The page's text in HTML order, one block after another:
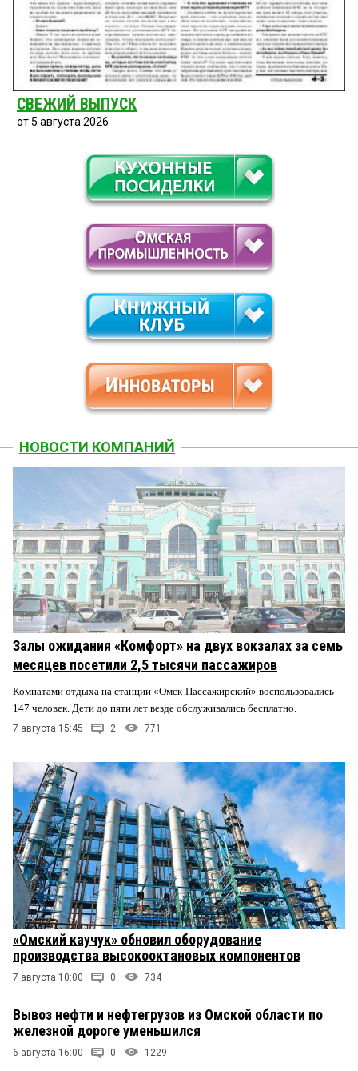
СВЕЖИЙ ВЫПУСК
от 5 августа 2026
НОВОСТИ КОМПАНИЙ
Залы ожидания «Комфорт» на двух вокзалах за семь
месяцев посетили 2,5 тысячи пассажиров
Комнатами отдыха на станции «Омск-Пассажирский» воспользовались
147 человек. Дети до пяти лет везде обслуживались бесплатно.
7 августа 15:45 2 771
«Омский каучук» обновил оборудование
производства высокооктановых компонентов
7 августа 10:00 0 734
Вывоз нефти и нефтегрузов из Омской области по
железной дороге уменьшился
6 августа 16:00 0 1229